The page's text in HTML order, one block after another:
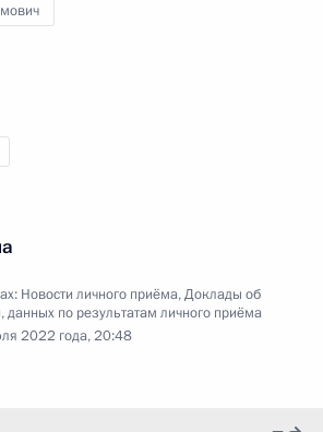
Новости личного приёма,Доклады об
данных по результатам личного приёма
2022 года, 20:48